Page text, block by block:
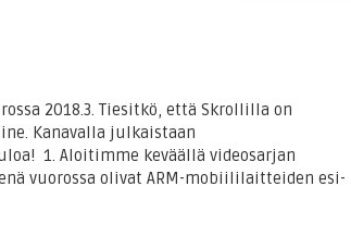
2018.3. Tiesitkö, että Skrollilla on
Kanavalla julkaistaan
1. Aloitimme keväällä videosarjan
vuorossa olivat ARM-mobiililaitteiden esi-